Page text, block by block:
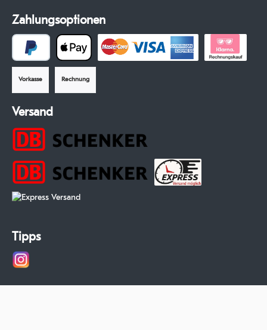
Zahlungsoptionen
Vorkasse Rechnung
Versand
Tipps